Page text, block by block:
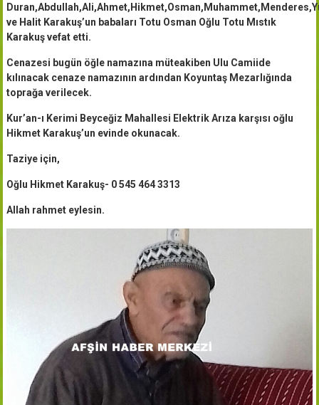
ve Halit Karakuş’un babaları Totu Osman Oğlu Totu Mıstık
Karakuş vefat etti.
Cenazesi bugün öğle namazına müteakiben Ulu Camiide
kılınacak cenaze namazının ardından Koyuntaş Mezarlığında
toprağa verilecek.
Kur’an-ı Kerimi Beyceğiz Mahallesi Elektrik Arıza karşısı oğlu
Hikmet Karakuş’un evinde okunacak.
Taziye için,
Oğlu Hikmet Karakuş- 0 545 464 3313
Allah rahmet eylesin.